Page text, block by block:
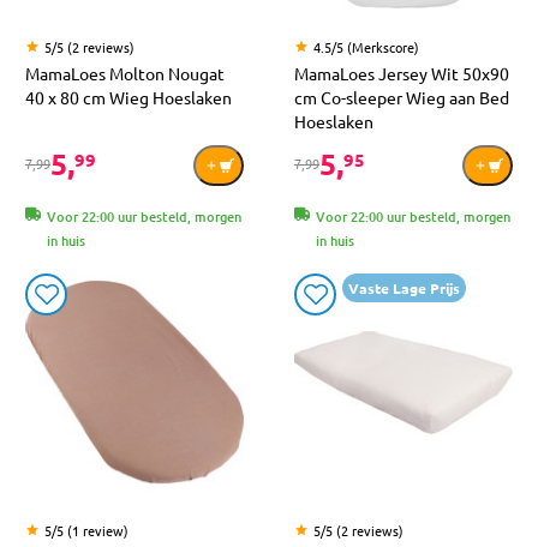
5/5 (2 reviews)
MamaLoes Molton Nougat
40 x 80 cm Wieg Hoeslaken
7,995,99
Voor 22:00 uur besteld, morgen
in huis
4.5/5 (Merkscore)
MamaLoes Jersey Wit 50x90
cm Co-sleeper Wieg aan Bed
Hoeslaken
7,995,95
Voor 22:00 uur besteld, morgen
in huis
5/5 (1 review)
Vaste Lage Prijs
5/5 (2 reviews)